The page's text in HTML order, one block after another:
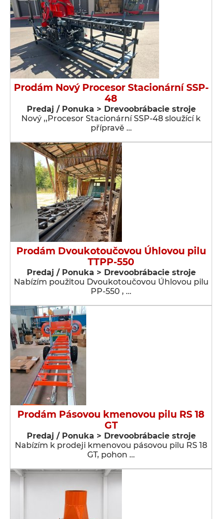
Prodám Nový Procesor Stacionární SSP-
48
Predaj / Ponuka > Drevoobrábacie stroje
Nový ,,Procesor Stacionární SSP-48 sloužící k
přípravě …
Prodám Dvoukotoučovou Úhlovou pilu
TTPP-550
Predaj / Ponuka > Drevoobrábacie stroje
Nabízím použitou Dvoukotoučovou Úhlovou pilu
PP-550 , …
Prodám Pásovou kmenovou pilu RS 18
GT
Predaj / Ponuka > Drevoobrábacie stroje
Nabízím k prodeji kmenovou pásovou pilu RS 18
GT, pohon …